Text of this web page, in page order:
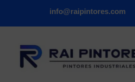
info@raipintores.com